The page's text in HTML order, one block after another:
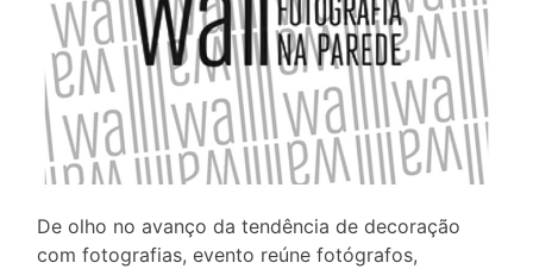
De olho no avanço da tendência de decoração
com fotografias, evento reúne fotógrafos,